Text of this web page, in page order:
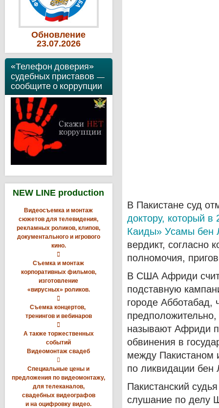
Обновление
23.07.2026
«Телефон доверия»
судебных приставов —
сообщите о коррупции
NEW LINE production
Видеосъемка и монтаж
сюжетов для телевидения,
рекламных роликов, клипов,
документального и игрового
кино.

Съемка и монтаж
корпоративных фильмов,
изготовление
«вирусных» роликов.

Съемка концертов,
тренингов и вебинаров

А также торжественных
событий
Видеомонтаж свадеб

Специальные цены и
предложения по видеомонтажу,
для телеканалов,
свадебных видеографов
и на оцифровку видео.
В Пакистане суд
доктору, который
Каиды» Усамы бен
вердикт, согласно
полномочия,
В США Африди
подставную
городе Абботабад,
называют Африди
обвинения в
между Пакистаном
по ликвидации бен
Пакистанский
слушание по делу